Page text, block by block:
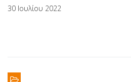
30 Ιουλίου 2022